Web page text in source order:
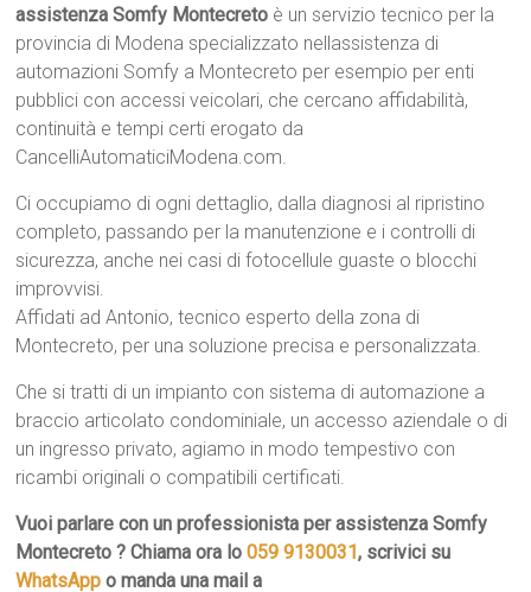
assistenza Somfy Montecreto è un servizio tecnico per la
provincia di Modena specializzato nellassistenza di
automazioni Somfy a Montecreto per esempio per enti
pubblici con accessi veicolari, che cercano affidabilità,
continuità e tempi certi erogato da
CancelliAutomaticiModena.com.
Ci occupiamo di ogni dettaglio, dalla diagnosi al ripristino
completo, passando per la manutenzione e i controlli di
sicurezza, anche nei casi di fotocellule guaste o blocchi
improvvisi.
Affidati ad Antonio, tecnico esperto della zona di
Montecreto, per una soluzione precisa e personalizzata.
Che si tratti di un impianto con sistema di automazione a
braccio articolato condominiale, un accesso aziendale o di
un ingresso privato, agiamo in modo tempestivo con
ricambi originali o compatibili certificati.
Vuoi parlare con un professionista per assistenza Somfy
Montecreto ? Chiama ora lo059 9130031, scrivici su
WhatsApp o manda una mail a